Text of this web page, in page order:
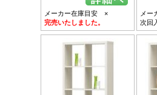
メーカー在庫目安 ×
完売いたしました。
メ
次回